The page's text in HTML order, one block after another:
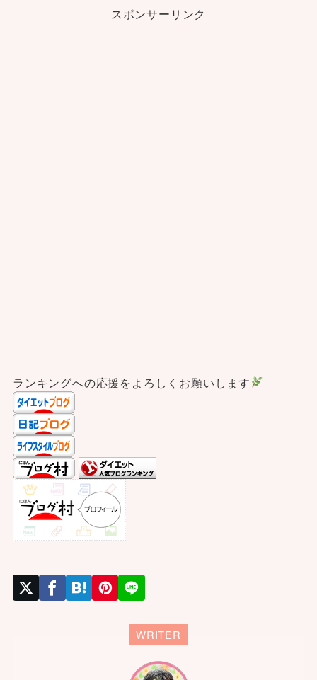
スポンサーリンク
ランキングへの応援をよろしくお願いします
WRITER